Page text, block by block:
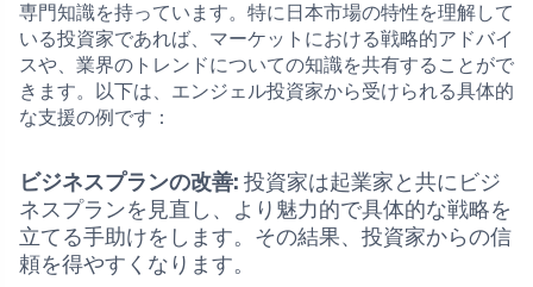
専門知識を持っています。特に日本市場の特性を理解して
いる投資家であれば、マーケットにおける戦略的アドバイ
スや、業界のトレンドについての知識を共有することがで
きます。以下は、エンジェル投資家から受けられる具体的
な支援の例です：
ビジネスプランの改善: 投資家は起業家と共にビジ
ネスプランを見直し、より魅力的で具体的な戦略を
立てる手助けをします。その結果、投資家からの信
頼を得やすくなります。